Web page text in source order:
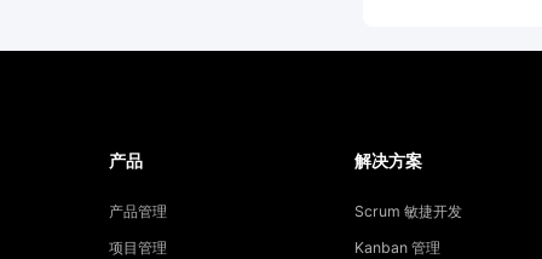
产品
产品管理
项目管理
解决方案
Scrum 敏捷开发
Kanban 管理